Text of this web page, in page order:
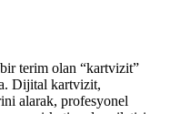
bir terim olan “kartvizit”
Dijital kartvizit,
alarak, profesyonel